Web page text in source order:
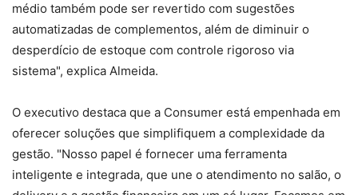
médio também pode ser revertido com sugestões
automatizadas de complementos, além de diminuir o
desperdício de estoque com controle rigoroso via
sistema", explica Almeida.
O executivo destaca que a Consumer está empenhada em
oferecer soluções que simplifiquem a complexidade da
gestão. "Nosso papel é fornecer uma ferramenta
inteligente e integrada, que une o atendimento no salão, o